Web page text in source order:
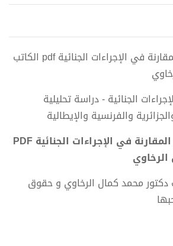
تحميل كتاب النظم المقارنة في الإجراءات الجنائية pdf الكاتب
الجنائية - دراسة تحليلية
والفرنسية والإيطالية
تحميل كتاب النظم المقارنة في الإجراءات الجنائية PDF
دكتور محمد كمال الرخاوي و حقوق